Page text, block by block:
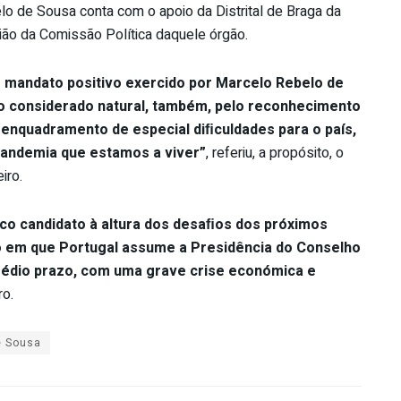
de Sousa conta com o apoio da Distrital de Braga da
da Comissão Política daquele órgão.
positivo exercido por Marcelo Rebelo de
considerado natural, também, pelo reconhecimento
de especial diﬁculdades para o país,
que estamos a viver”, referiu, a propósito, o
candidato à altura dos desaﬁos dos próximos
que Portugal assume a Presidência do Conselho
prazo, com uma grave crise económica e
Sousa